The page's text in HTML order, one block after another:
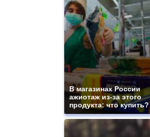
В магазинах России
ажиотаж из-за этого
продукта: что купить?